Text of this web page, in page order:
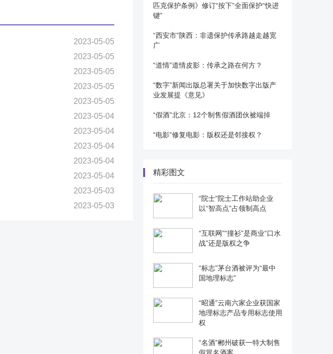
2023-05-05
2023-05-05
2023-05-05
2023-05-05
2023-05-05
2023-05-04
2023-05-04
2023-05-04
2023-05-04
2023-05-04
2023-05-03
2023-05-03
匹克保护条例》修订“按下”全面保护“快进
键”
“西安市”陕西：非遗保护传承路越走越宽
广
“道情”道情皮影：传承之路在何方？
“数字”新闻出版总署关于加快数字出版产
业发展提《意见》
“假酒”北京：12个制售假酒团伙被端掉
“电影”修复电影：版权还是邻接权？
精彩图文
“院士”院士工作站助企业
以“智高点”占领制高点
“互联网”“撞衫”是商业“口水
战”还是版权之争
“标志”茅台酒被评为“最中
国地理标志”
“昭通”云南六家企业获国家
地理标志产品专用标志使用
权
“名酒”郴州破获一特大制售